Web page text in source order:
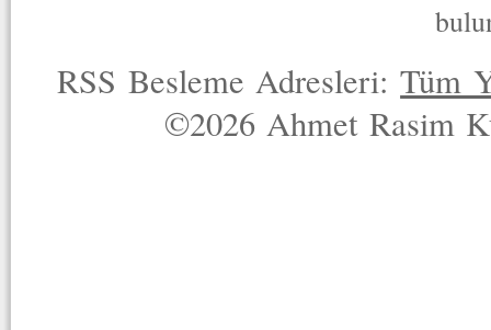
RSS Besleme Adresleri:Tüm
©2026 Ahmet Rasim